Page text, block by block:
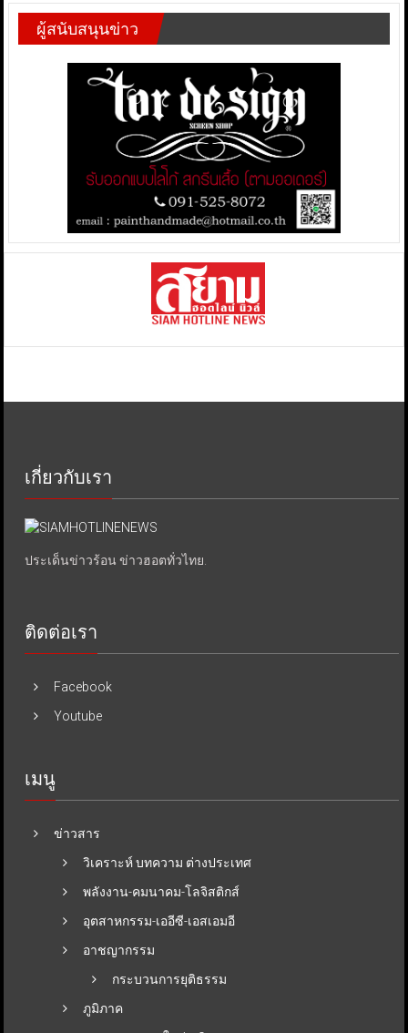
ผู้สนับสนุนข่าว
เกี่ยวกับเรา
ประเด็นข่าวร้อน ข่าวฮอตทั่วไทย.
ติดต่อเรา
Facebook
Youtube
เมนู
ข่าวสาร
วิเคราะห์ บทความ ต่างประเทศ
พลังงาน-คมนาคม-โลจิสติกส์
อุตสาหกรรม-เออีซี-เอสเอมอี
อาชญากรรม
กระบวนการยุติธรรม
ภูมิภาค